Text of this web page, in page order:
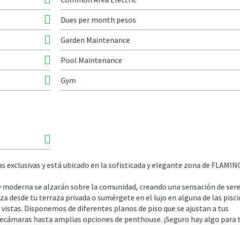
Dues per month pesos
Garden Maintenance
Pool Maintenance
Gym
y está ubicado en la sofisticada y elegante zona de
se alzarán sobre la comunidad, creando una sensación de
desde tu terraza privada o sumérgete en el lujo en alguna de las
Disponemos de diferentes planos de piso que se ajustan a tus
hasta amplias opciones de penthouse. ¡Seguro hay algo para